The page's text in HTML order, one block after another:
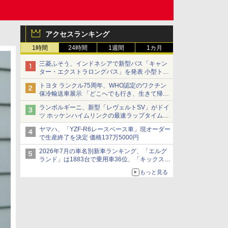
アクセスランキング
1時間 24時間 1週間 1カ月
三菱ふそう、インドネシアで新型バス「キャン
ター・エクストラロングバス」を発表 小型トラ
ックベースの観光・旅客輸送向けバス
トヨタ ランクル75周年、WHO認定のワクチン
保冷輸送車展示 「どこへでも行き、生きて帰っ
てこられる」ランドクルーザーで命をつなぐ
ランボルギーニ、新型「レヴェルトSV」がドイ
ツ ホッケンハイムリンクの最速ラップタイムを
記録
ヤマハ、「YZF-R6レースベース車」現オーダー
で生産終了を決定 価格137万5000円
2026年7月の車名別新車ランキング、「エルグ
ランド」は1883台で乗用車36位、「キックス」
もっと見る